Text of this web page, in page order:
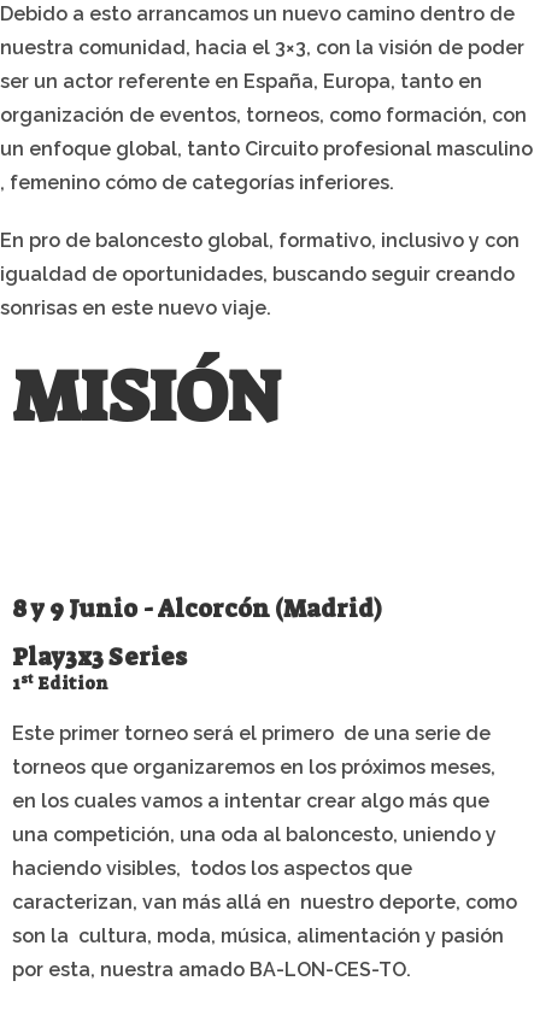
Debido a esto arrancamos un nuevo camino dentro de
nuestra comunidad, hacia el 3×3, con la visión de poder
ser un actor referente en España, Europa, tanto en
organización de eventos, torneos, como formación, con
un enfoque global, tanto Circuito profesional masculino
, femenino cómo de categorías inferiores.
En pro de baloncesto global, formativo, inclusivo y con
igualdad de oportunidades, buscando seguir creando
sonrisas en este nuevo viaje.
MISIÓN
8 y 9 Junio - Alcorcón (Madrid)
Play3x3 Series
1st Edition
Este primer torneo será el primero de una serie de
torneos que organizaremos en los próximos meses,
en los cuales vamos a intentar crear algo más que
una competición, una oda al baloncesto, uniendo y
haciendo visibles, todos los aspectos que
caracterizan, van más allá en nuestro deporte, como
son la cultura, moda, música, alimentación y pasión
por esta, nuestra amado BA-LON-CES-TO.